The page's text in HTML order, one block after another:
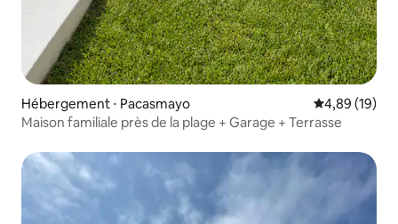
Hébergement ⋅ Pacasmayo Évaluation
4,89 (19)
Maison familiale près de la plage + Garage + Terrasse